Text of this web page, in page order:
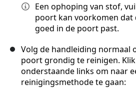
Een ophoping van stof,
poort kan voorkomen dat
goed in de poort past.
Volg de handleiding normaal
poort grondig te reinigen.
onderstaande links om naar
reinigingsmethode te gaan: